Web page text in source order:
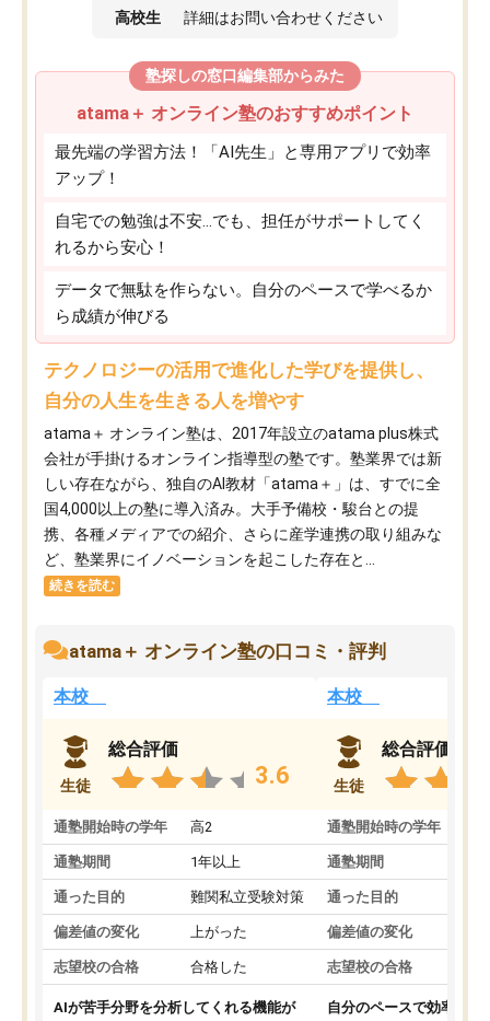
高校生 詳細はお問い合わせください
塾探しの窓口編集部からみた
atama＋ オンライン塾のおすすめポイント
最先端の学習方法！「AI先生」と専用アプリで効率
アップ！
自宅での勉強は不安…でも、担任がサポートしてく
れるから安心！
データで無駄を作らない。自分のペースで学べるか
ら成績が伸びる
テクノロジーの活用で進化した学びを提供し、
自分の人生を生きる人を増やす
atama＋ オンライン塾は、2017年設立のatama plus株式
会社が手掛けるオンライン指導型の塾です。塾業界では新
しい存在ながら、独自のAI教材「atama＋」は、すでに全
国4,000以上の塾に導入済み。大手予備校・駿台との提
携、各種メディアでの紹介、さらに産学連携の取り組みな
ど、塾業界にイノベーションを起こした存在と...
続きを読む
atama＋ オンライン塾の口コミ・評判
本校
生徒
総合評価
3.6
通塾開始時の学年 高2
通塾期間 1年以上
通った目的 難関私立受験対策
偏差値の変化 上がった
志望校の合格 合格した
AIが苦手分野を分析してくれる機能が
本校
生徒
総合評価
通塾開始時の学年
通塾期間
通った目的
偏差値の変化
志望校の合格
自分のペースで効率よく